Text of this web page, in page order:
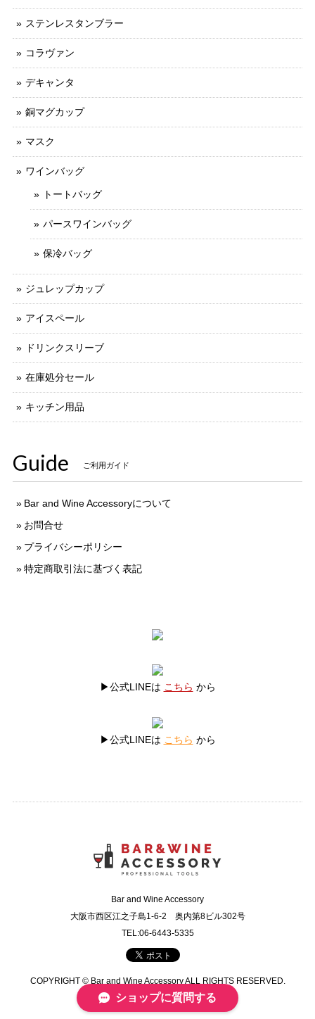
ステンレスタンブラー
コラヴァン
デキャンタ
銅マグカップ
マスク
ワインバッグ
トートバッグ
パースワインバッグ
保冷バッグ
ジュレップカップ
アイスペール
ドリンクスリーブ
在庫処分セール
キッチン用品
Guide ご利用ガイド
Bar and Wine Accessoryについて
お問合せ
プライバシーポリシー
特定商取引法に基づく表記
▶公式LINEは こちら から
▶公式LINEは こちら から
Bar and Wine Accessory
大阪市西区江之子島1-6-2 奥内第8ビル302号
TEL:06-6443-5335
COPYRIGHT © Bar and Wine Accessory ALL RIGHTS RESERVED.
ショップに質問する